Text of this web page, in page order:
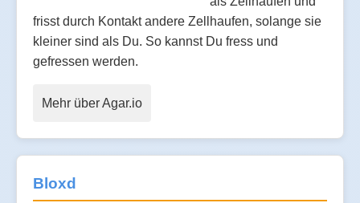
frisst durch Kontakt andere Zellhaufen, solange sie
kleiner sind als Du. So kannst Du fress und
gefressen werden.
Mehr über Agar.io
Bloxd